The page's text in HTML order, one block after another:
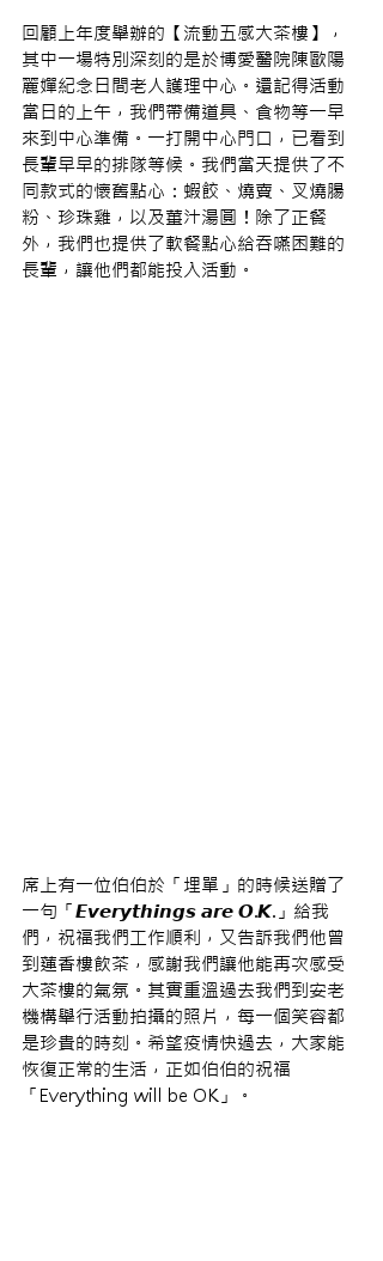
回顧上年度舉辦的【流動五感大茶樓】，
其中一場特別深刻的是於博愛醫院陳歐陽
麗嬋紀念日間老人護理中心。還記得活動
當日的上午，我們帶備道具、食物等一早
來到中心準備。一打開中心門口，已看到
長輩早早的排隊等候。我們當天提供了不
同款式的懷舊點心：蝦餃、燒賣、叉燒腸
粉、珍珠雞，以及薑汁湯圓！除了正餐
外，我們也提供了軟餐點心給吞嚥困難的
長輩，讓他們都能投入活動。
席上有一位伯伯於「埋單」的時候送贈了
一句「𝙀𝙫𝙚𝙧𝙮𝙩𝙝𝙞𝙣𝙜𝙨 𝙖𝙧𝙚 𝙊.𝙆.」給我
們，祝福我們工作順利，又告訴我們他曾
到蓮香樓飲茶，感謝我們讓他能再次感受
大茶樓的氣氛。其實重溫過去我們到安老
機構舉行活動拍攝的照片，每一個笑容都
是珍貴的時刻。希望疫情快過去，大家能
恢復正常的生活，正如伯伯的祝福
「Everything will be OK」。